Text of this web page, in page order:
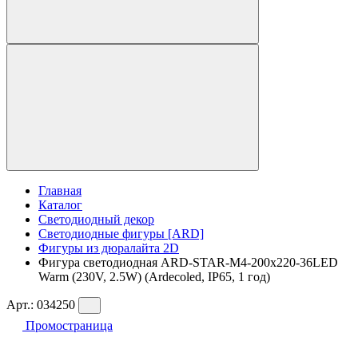
Главная
Каталог
Светодиодный декор
Светодиодные фигуры [ARD]
Фигуры из дюралайта 2D
Фигура светодиодная ARD-STAR-M4-200x220-36LED
Warm (230V, 2.5W) (Ardecoled, IP65, 1 год)
Арт.: 034250
Промостраница